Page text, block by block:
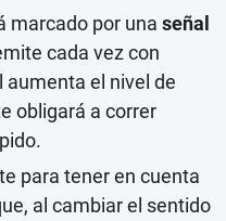
marcado por una señal
cada vez con
aumenta el nivel de
obligará a correr
para tener en cuenta
al cambiar el sentido